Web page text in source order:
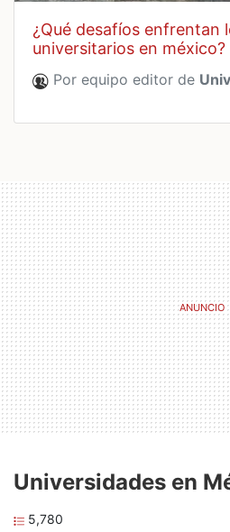
¿qué desafíos enfrentan los estudiantes
universitarios en méxico?
Por equipo editor de
Universidades en
5,780